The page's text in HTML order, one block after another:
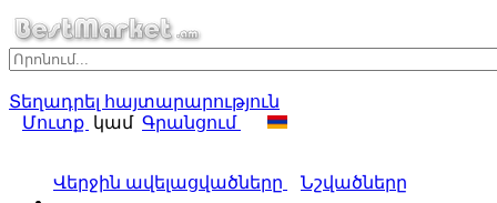
Տեղադրել հայտարարություն
Մուտք կամ Գրանցում
Վերջին ավելացվածները Նշվածները